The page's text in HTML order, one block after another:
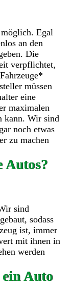
Egal
an den
Die
verpflichtet,
müssen
eine
maximalen
kann. Wir sind
noch etwas
zu machen
Autos?
sind
sodass
ist, immer
mit ihnen in
werden
Auto